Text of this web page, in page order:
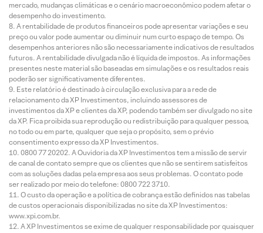
mercado, mudanças climáticas e o cenário macroeconômico podem afetar o
desempenho do investimento.
A rentabilidade de produtos financeiros pode apresentar variações e seu
preço ou valor pode aumentar ou diminuir num curto espaço de tempo. Os
desempenhos anteriores não são necessariamente indicativos de resultados
futuros. A rentabilidade divulgada não é líquida de impostos. As informações
presentes neste material são baseadas em simulações e os resultados reais
poderão ser significativamente diferentes.
Este relatório é destinado à circulação exclusiva para a rede de
relacionamento da XP Investimentos, incluindo assessores de
investimentos da XP e clientes da XP, podendo também ser divulgado no site
da XP. Fica proibida sua reprodução ou redistribuição para qualquer pessoa,
no todo ou em parte, qualquer que seja o propósito, sem o prévio
consentimento expresso da XP Investimentos.
0800 77 20202. A Ouvidoria da XP Investimentos tem a missão de servir
de canal de contato sempre que os clientes que não se sentirem satisfeitos
com as soluções dadas pela empresa aos seus problemas. O contato pode
ser realizado por meio do telefone: 0800 722 3710.
O custo da operação e a política de cobrança estão definidos nas tabelas
de custos operacionais disponibilizadas no site da XP Investimentos:
www.xpi.com.br.
A XP Investimentos se exime de qualquer responsabilidade por quaisquer